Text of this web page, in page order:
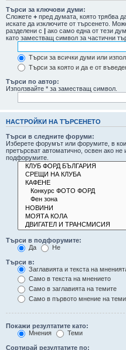
Търси за ключови думи:
Сложете + пред думата, която трябва
искате да изключите от търсенето.
разделени с | ако само една от тези
като заместващ символ за частични
Търси за всички думи или
Търси за която и да е от
Търси по автор:
Използвайте * за заместващ символ.
НАСТРОЙКИ НА ТЪРСЕНЕТО
Търси в следните форуми:
Изберете форумът или форумите, в
претърсват автоматично, освен ако не
подфорумите.
Търси в подфорумите:
Да
Не
Търси в:
Заглавията и текста на
Само в текста на мнението
Само в заглавията на темите
Само в първото мнение на
Покажи резултатите като:
Мнения
Теми
Сортирай резултатите по: